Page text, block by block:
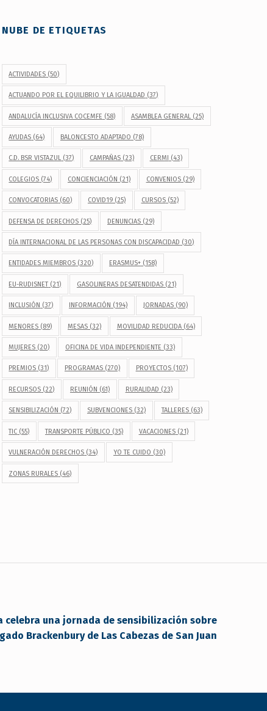
NUBE DE ETIQUETAS
ACTIVIDADES (50)
ACTUANDO POR EL EQUILIBRIO Y LA IGUALDAD (37)
ANDALUCÍA INCLUSIVA COCEMFE (58) ASAMBLEA GENERAL(25)
AYUDAS (64) BALONCESTO ADAPTADO (78)
C.D. BSR VISTAZUL (37) CAMPAÑAS(23) CERMI (43)
COLEGIOS (74) CONCIENCIACIÓN (21) CONVENIOS(29)
CONVOCATORIAS (60) COVID19(25) CURSOS(52)
DEFENSA DE DERECHOS (25) DENUNCIAS(29)
DÍA INTERNACIONAL DE LAS PERSONAS CON DISCAPACIDAD (30)
ENTIDADES MIEMBROS (320) ERASMUS+(158)
EU-RUDISNET (21) GASOLINERAS DESATENDIDAS(21)
INCLUSIÓN (37) INFORMACIÓN (194) JORNADAS(90)
MENORES (89) MESAS(32) MOVILIDAD REDUCIDA(64)
MUJERES (20) OFICINA DE VIDA INDEPENDIENTE (33)
PREMIOS (31) PROGRAMAS(270) PROYECTOS(107)
RECURSOS (22) REUNIÓN (61) RURALIDAD (23)
SENSIBILIZACIÓN (72) SUBVENCIONES(32) TALLERES(63)
TIC (55) TRANSPORTE PÚBLICO (35) VACACIONES(21)
VULNERACIÓN DERECHOS (34) YO TE CUIDO (30)
ZONAS RURALES (46)
celebra una jornada de sensibilización sobre
Brackenbury de Las Cabezas de San Juan